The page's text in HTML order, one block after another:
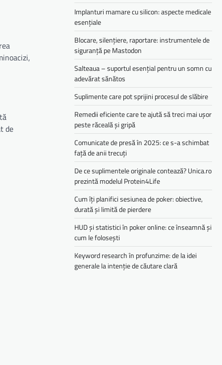
de
Implanturi mamare cu silicon: aspecte medicale
esențiale
Blocare, silențiere, raportare: instrumentele de
siguranță pe Mastodon
Salteaua – suportul esențial pentru un somn cu
adevărat sănătos
Suplimente care pot sprijini procesul de slăbire
Remedii eficiente care te ajută să treci mai ușor
peste răceală și gripă
Comunicate de presă în 2025: ce s-a schimbat
față de anii trecuți
De ce suplimentele originale contează? Unica.ro
prezintă modelul Protein4Life
Cum îți planifici sesiunea de poker: obiective,
durată și limită de pierdere
HUD și statistici în poker online: ce înseamnă și
cum le folosești
Keyword research în profunzime: de la idei
generale la intenție de căutare clară